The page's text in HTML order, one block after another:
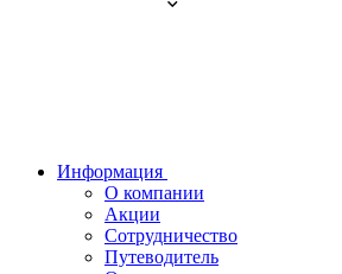
Информация
О компании
Акции
Сотрудничество
Путеводитель